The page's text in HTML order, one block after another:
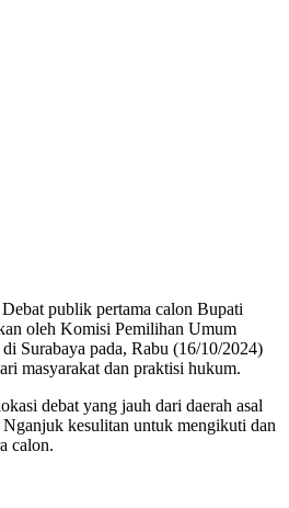
Debat publik pertama calon Bupati
oleh Komisi Pemilihan Umum
Surabaya pada, Rabu (16/10/2024)
masyarakat dan praktisi hukum.
debat yang jauh dari daerah asal
Nganjuk kesulitan untuk mengikuti dan
calon.